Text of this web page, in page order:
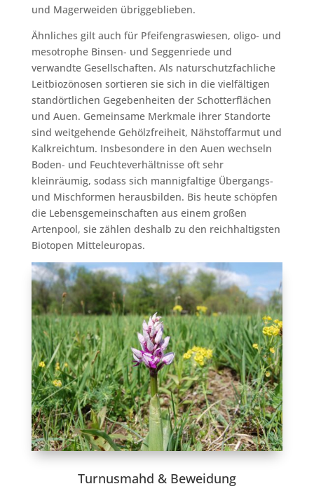
und Magerweiden übriggeblieben.
Ähnliches gilt auch für Pfeifengraswiesen, oligo- und
mesotrophe Binsen- und Seggenriede und
verwandte Gesellschaften. Als naturschutzfachliche
Leitbiozönosen sortieren sie sich in die vielfältigen
standörtlichen Gegebenheiten der Schotterflächen
und Auen. Gemeinsame Merkmale ihrer Standorte
sind weitgehende Gehölzfreiheit, Nähstoffarmut und
Kalkreichtum. Insbesondere in den Auen wechseln
Boden- und Feuchteverhältnisse oft sehr
kleinräumig, sodass sich mannigfaltige Übergangs-
und Mischformen herausbilden. Bis heute schöpfen
die Lebensgemeinschaften aus einem großen
Artenpool, sie zählen deshalb zu den reichhaltigsten
Biotopen Mitteleuropas.
Turnusmahd & Beweidung